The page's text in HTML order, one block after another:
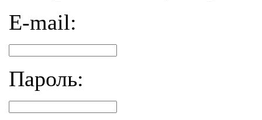
E-mail:
Пароль: